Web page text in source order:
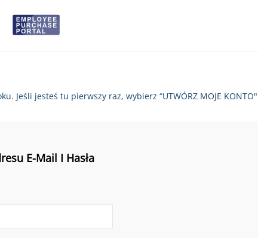
Jeśli jesteś tu pierwszy raz, wybierz “UTWÓRZ MOJE KONTO"
E-Mail I Hasła